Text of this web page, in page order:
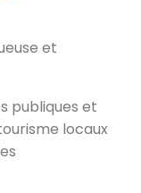
et
publiques et
locaux